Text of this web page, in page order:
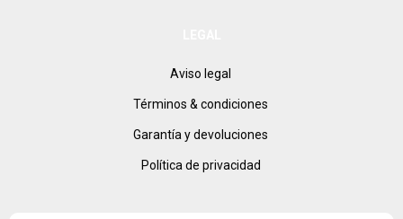
Aviso legal
Términos & condiciones
Garantía y devoluciones
Política de privacidad